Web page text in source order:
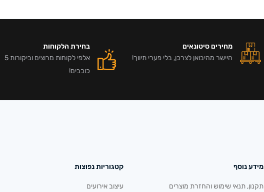
מחירים סיטונאים
היישר מהיבואן לצרכן, בלי פערי תיווך!
בחירת הלקוחות
אלפי לקוחות מרוצים וביקורות 5
כוכבים!
מידע נוסף
תקנון, תנאי שימוש והחזרת מוצרים
קטגוריות נפוצות
עיצוב אירועים